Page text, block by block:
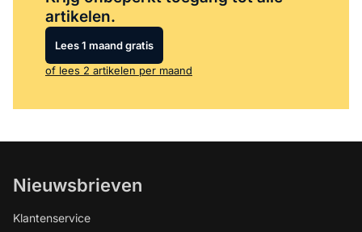
artikelen.
Lees 1 maand gratis
of lees 2 artikelen per maand
Nieuwsbrieven
Klantenservice